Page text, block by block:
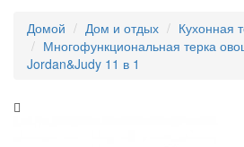
Домой Дом и отдых
Кухонная
Многофункциональная терка
Jordan&Judy 11 в 1